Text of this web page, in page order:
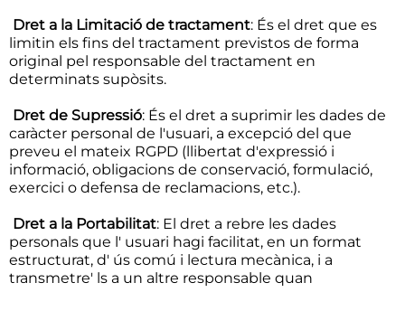
Dret a la Limitació de tractament: És el dret que es
limitin els fins del tractament previstos de forma
original pel responsable del tractament en
determinats supòsits.
Dret de Supressió: És el dret a suprimir les dades de
caràcter personal de l'usuari, a excepció del que
preveu el mateix RGPD (llibertat d'expressió i
informació, obligacions de conservació, formulació,
exercici o defensa de reclamacions, etc.).
Dret a la Portabilitat: El dret a rebre les dades
personals que l' usuari hagi facilitat, en un format
estructurat, d' ús comú i lectura mecànica, i a
transmetre' ls a un altre responsable quan